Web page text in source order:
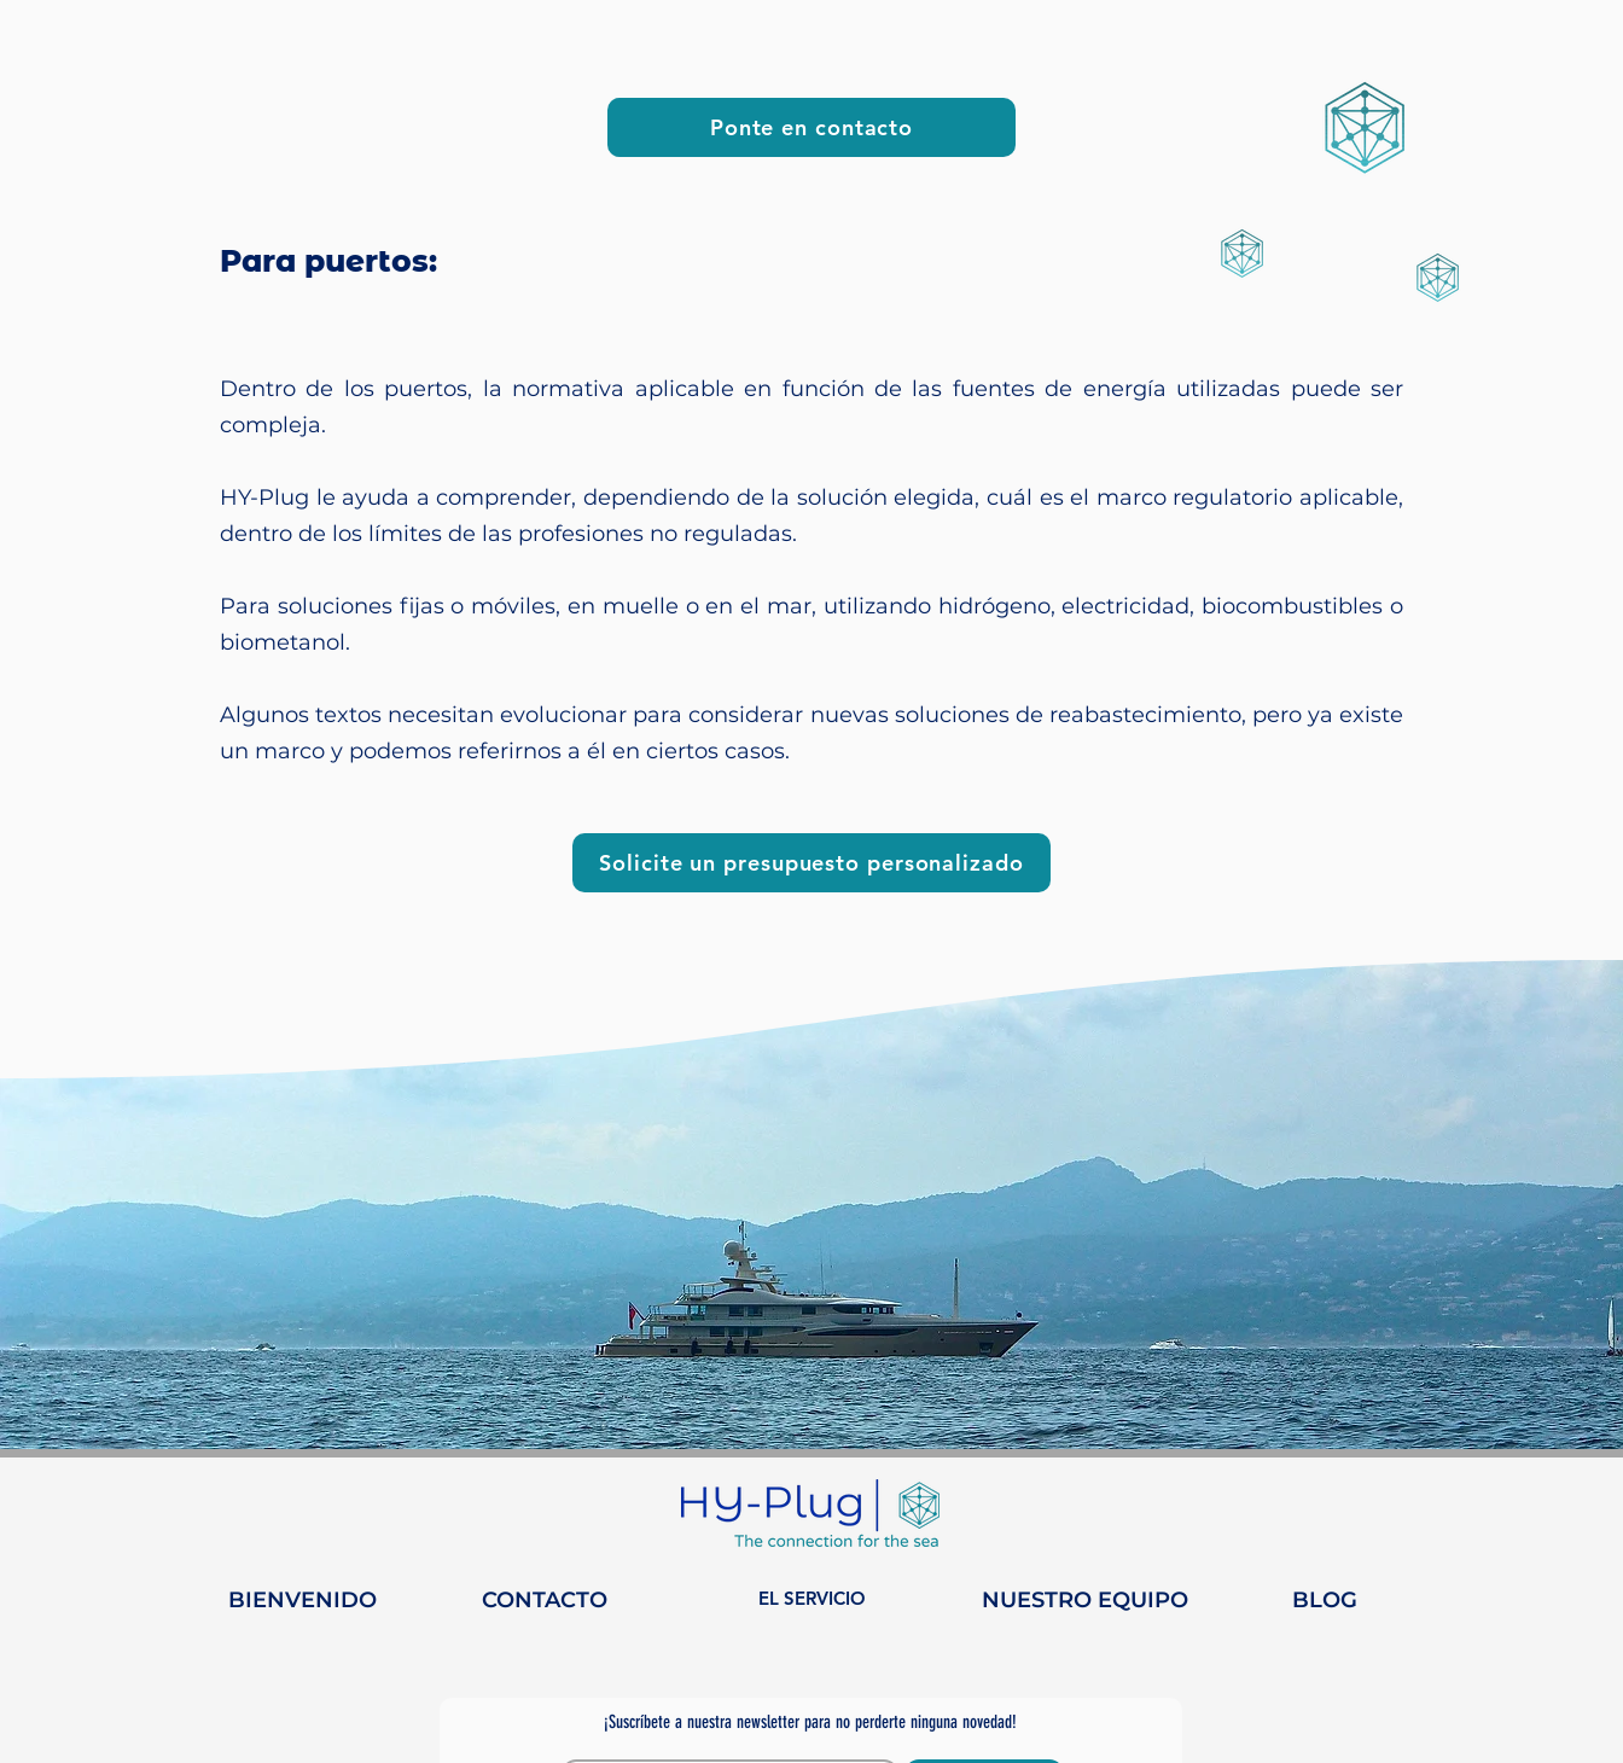
Ponte en contacto
Para puertos:
Dentro de los puertos, la normativa aplicable en función de las fuentes de energía utilizadas puede ser
compleja.
HY-Plug le ayuda a comprender, dependiendo de la solución elegida, cuál es el marco regulatorio aplicable,
dentro de los límites de las profesiones no reguladas.
Para soluciones fijas o móviles, en muelle o en el mar, utilizando hidrógeno, electricidad, biocombustibles o
biometanol.
Algunos textos necesitan evolucionar para considerar nuevas soluciones de reabastecimiento, pero ya existe
un marco y podemos referirnos a él en ciertos casos.
Solicite un presupuesto personalizado
BIENVENIDO CONTACTO EL SERVICIO NUESTRO EQUIPO BLOG
¡Suscríbete a nuestra newsletter para no perderte ninguna novedad!